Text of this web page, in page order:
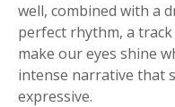
well, combined with a
perfect rhythm, a
make our eyes shine
intense narrative that
expressive.